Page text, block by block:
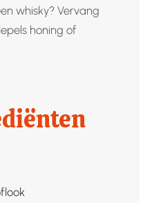
whisky? Vervang
honing of